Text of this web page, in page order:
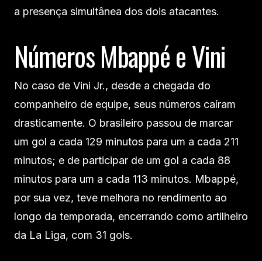
a presença simultânea dos dois atacantes.
Números Mbappé e Vini
No caso de Vini Jr., desde a chegada do
companheiro de equipe, seus números caíram
drasticamente. O brasileiro passou de marcar
um gol a cada 129 minutos para um a cada 211
minutos; e de participar de um gol a cada 88
minutos para um a cada 113 minutos. Mbappé,
por sua vez, teve melhora no rendimento ao
longo da temporada, encerrando como artilheiro
da La Liga, com 31 gols.